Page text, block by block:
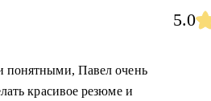
5.0
понятными, Павел очень
красивое резюме и